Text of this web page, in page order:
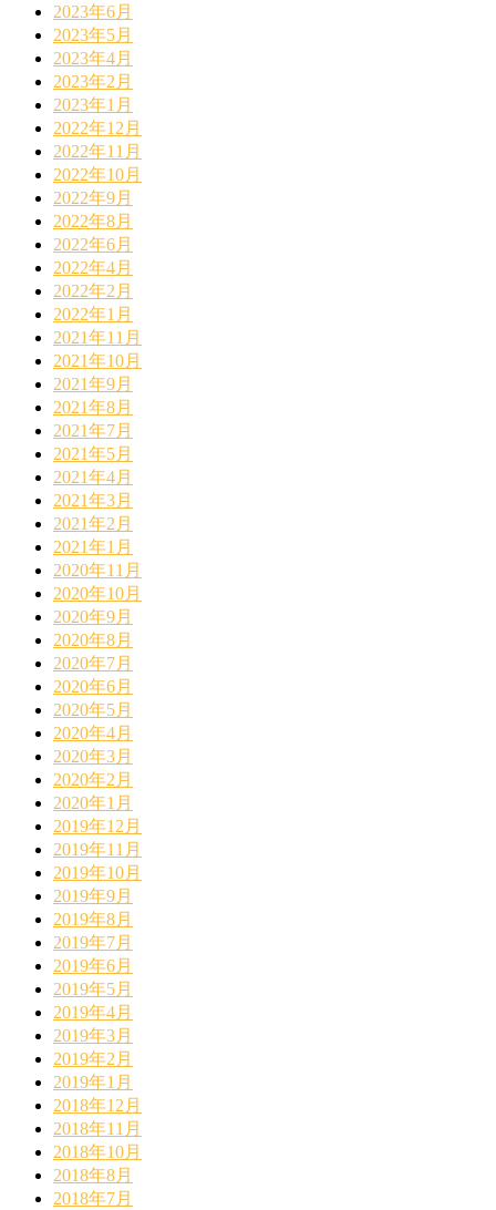
2023年6月
2023年5月
2023年4月
2023年2月
2023年1月
2022年12月
2022年11月
2022年10月
2022年9月
2022年8月
2022年6月
2022年4月
2022年2月
2022年1月
2021年11月
2021年10月
2021年9月
2021年8月
2021年7月
2021年5月
2021年4月
2021年3月
2021年2月
2021年1月
2020年11月
2020年10月
2020年9月
2020年8月
2020年7月
2020年6月
2020年5月
2020年4月
2020年3月
2020年2月
2020年1月
2019年12月
2019年11月
2019年10月
2019年9月
2019年8月
2019年7月
2019年6月
2019年5月
2019年4月
2019年3月
2019年2月
2019年1月
2018年12月
2018年11月
2018年10月
2018年8月
2018年7月